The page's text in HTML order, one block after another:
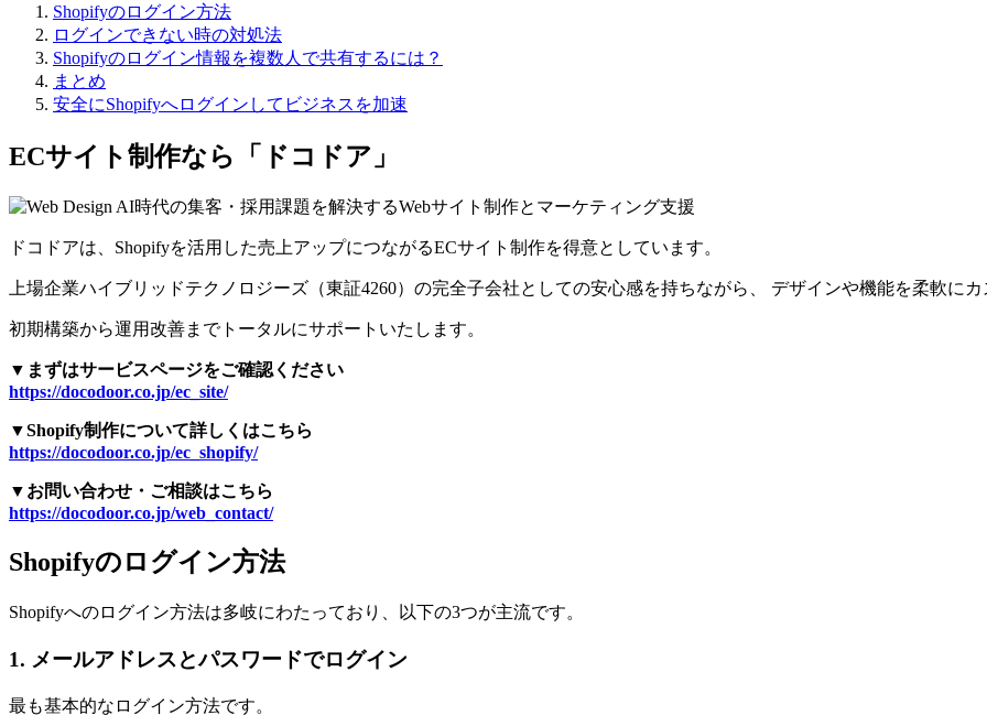
Shopifyのログイン方法
ログインできない時の対処法
Shopifyのログイン情報を複数人で共有するには？
まとめ
安全にShopifyへログインしてビジネスを加速
ECサイト制作なら「ドコドア」
ドコドアは、Shopifyを活用した売上アップにつながるECサイト制作を得意としています。
上場企業ハイブリッドテクノロジーズ（東証4260）の完全子会社としての安心感を持ちながら、 デザインや機能を柔軟に
初期構築から運用改善までトータルにサポートいたします。
▼まずはサービスページをご確認ください
https://docodoor.co.jp/ec_site/
▼Shopify制作について詳しくはこちら
https://docodoor.co.jp/ec_shopify/
▼お問い合わせ・ご相談はこちら
https://docodoor.co.jp/web_contact/
Shopifyのログイン方法
Shopifyへのログイン方法は多岐にわたっており、以下の3つが主流です。
1. メールアドレスとパスワードでログイン
最も基本的なログイン方法です。